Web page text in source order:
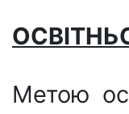
Метою